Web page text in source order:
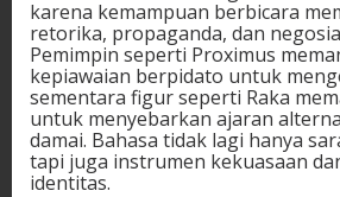
karena kemampuan berbicara
retorika, propaganda, dan
Pemimpin seperti Proximus
kepiawaian berpidato untuk
sementara figur seperti Raka
untuk menyebarkan ajaran
damai. Bahasa tidak lagi hanya
tapi juga instrumen kekuasaan
identitas.